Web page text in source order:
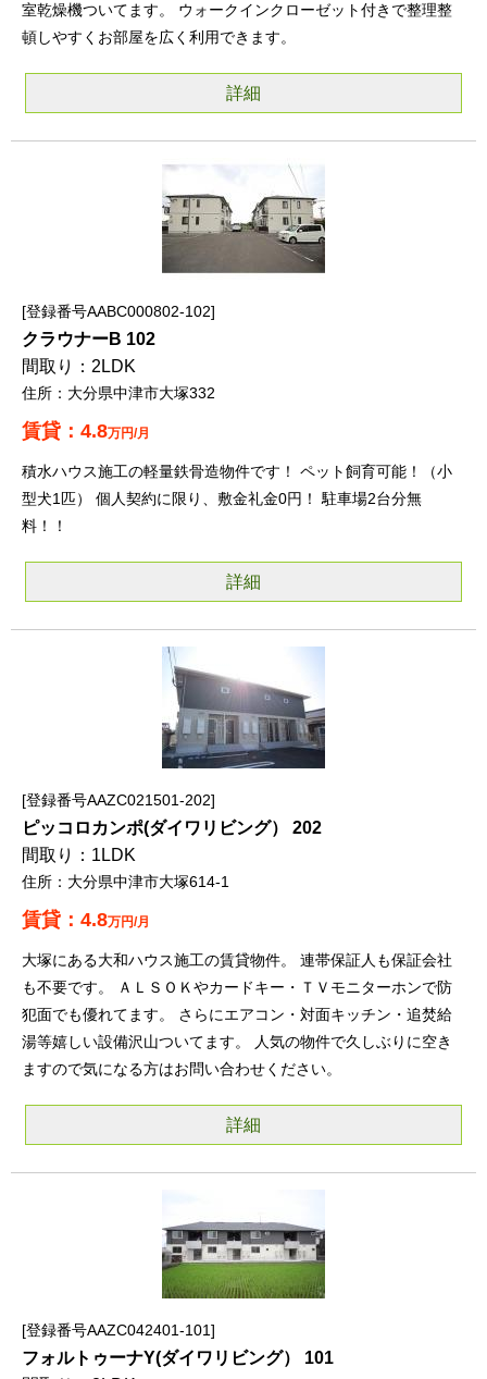
室乾燥機ついてます。 ウォークインクローゼット付きで整理整
頓しやすくお部屋を広く利用できます。
詳細
登録番号AABC000802-102
クラウナーB 102
2LDK
大分県中津市大塚332
4.8万円/月
積水ハウス施工の軽量鉄骨造物件です！ ペット飼育可能！（小
型犬1匹） 個人契約に限り、敷金礼金0円！ 駐車場2台分無
料！！
詳細
登録番号AAZC021501-202
ピッコロカンポ(ダイワリビング） 202
1LDK
大分県中津市大塚614-1
4.8万円/月
大塚にある大和ハウス施工の賃貸物件。 連帯保証人も保証会社
も不要です。 ＡＬＳＯＫやカードキー・ＴＶモニターホンで防
犯面でも優れてます。 さらにエアコン・対面キッチン・追焚給
湯等嬉しい設備沢山ついてます。 人気の物件で久しぶりに空き
ますので気になる方はお問い合わせください。
詳細
登録番号AAZC042401-101
フォルトゥーナY(ダイワリビング） 101